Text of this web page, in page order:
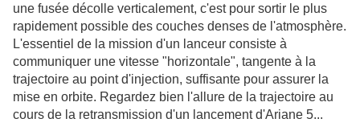
une fusée décolle verticalement, c'est pour sortir le plus
rapidement possible des couches denses de l'atmosphère.
L'essentiel de la mission d'un lanceur consiste à
communiquer une vitesse "horizontale", tangente à la
trajectoire au point d'injection, suffisante pour assurer la
mise en orbite. Regardez bien l'allure de la trajectoire au
cours de la retransmission d'un lancement d'Ariane 5...